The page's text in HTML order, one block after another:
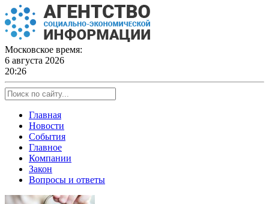
Skip
to
content
Московское время:
6 августа 2026
20:26
Главная
Новости
События
Главное
Компании
Закон
Вопросы и ответы